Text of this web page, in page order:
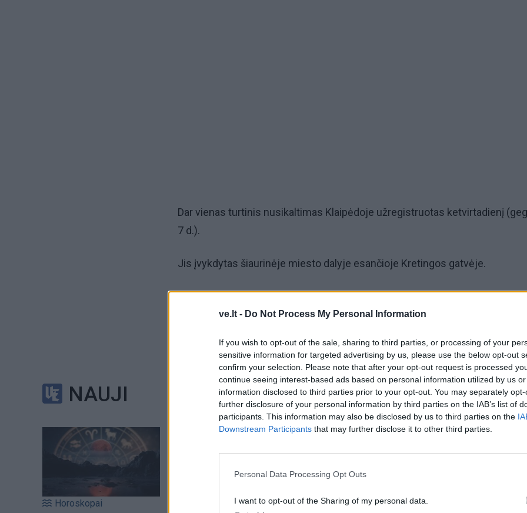
ve.lt - Do Not Process My Personal Information
If you wish to opt-out of the sale, sharing to third parties, or processing of your
sensitive information for targeted advertising by us, please use the below opt-out
confirm your selection. Please note that after your opt-out request is processed
continue seeing interest-based ads based on personal information utilized by us
information disclosed to third parties prior to your opt-out. You may separately
further disclosure of your personal information by third parties on the IAB’s list of
participants. This information may also be disclosed by us to third parties on the
Downstream Participants that may further disclose it to other third parties.
Personal Data Processing Opt Outs
I want to opt-out of the Sharing of my personal data.
NAUJI
Horoskopai
Dar vienas turtinis nusikaltimas Klaipėdoje užregistruotas ketvirtadienį
7 d.).
Jis įvykdytas šiaurinėje miesto dalyje esančioje Kretingos gatvėje.
Policijai pranešta, kad pavogtas juodos spalvos paspirtukas "Ethic Erawan
Medium".
Jis pristatomas, kaip lengvas, patvarus ir stilingas triukams atlikti skirtas
paspirtukas.
Jo savininkas patirtą žalą įvertino 170 eurų.
Klaipėdos miesto policijos komisariate pradėtas ikiteisminis tyrimas dėl
vagystės - svetimo turto pagrobimo.